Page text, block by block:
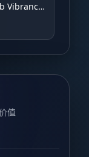
Newb Vibrance 着色器 Newb Vibrance Shader
值